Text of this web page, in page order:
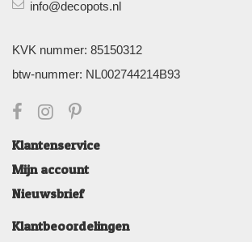
info@decopots.nl
KVK nummer: 85150312
btw-nummer: NL002744214B93
Klantenservice
Mijn account
Nieuwsbrief
Klantbeoordelingen